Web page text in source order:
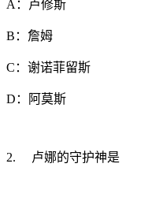
A：卢修斯
B：詹姆
C：谢诺菲留斯
D：阿莫斯
2. 卢娜的守护神是